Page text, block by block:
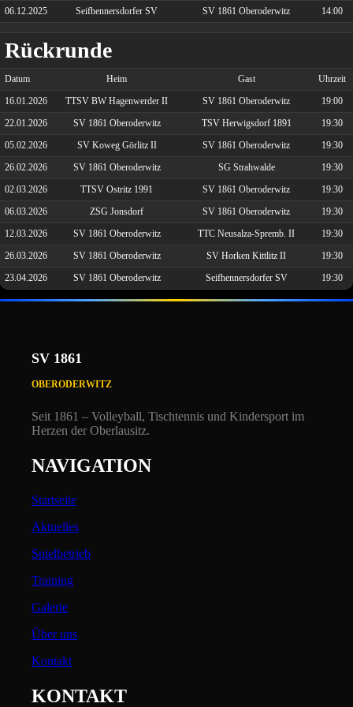
06.12.2025
Seifhennersdorfer SV SV 1861 Oberoderwitz 14:00
Rückrunde
Datum Heim Gast
Uhrzeit
16.01.2026
TTSV BW Hagenwerder II SV 1861 Oberoderwitz
19:00
22.01.2026
SV 1861 Oberoderwitz TSV Herwigsdorf 1891
19:30
05.02.2026
SV Koweg Görlitz II SV 1861 Oberoderwitz
19:30
26.02.2026
SV 1861 Oberoderwitz SG Strahwalde
19:30
02.03.2026
TTSV Ostritz 1991 SV 1861 Oberoderwitz
19:30
06.03.2026
ZSG Jonsdorf SV 1861 Oberoderwitz
19:30
12.03.2026
SV 1861 Oberoderwitz TTC Neusalza-Spremb. II
19:30
26.03.2026
SV 1861 Oberoderwitz SV Horken Kittlitz II
19:30
23.04.2026
SV 1861 Oberoderwitz Seifhennersdorfer SV 19:30
SV 1861
OBERODERWITZ
Seit 1861 – Volleyball, Tischtennis und Kindersport im
Herzen der Oberlausitz.
NAVIGATION
Startseite
Aktuelles
Spielbetrieb
Training
Galerie
Über uns
Kontakt
KONTAKT